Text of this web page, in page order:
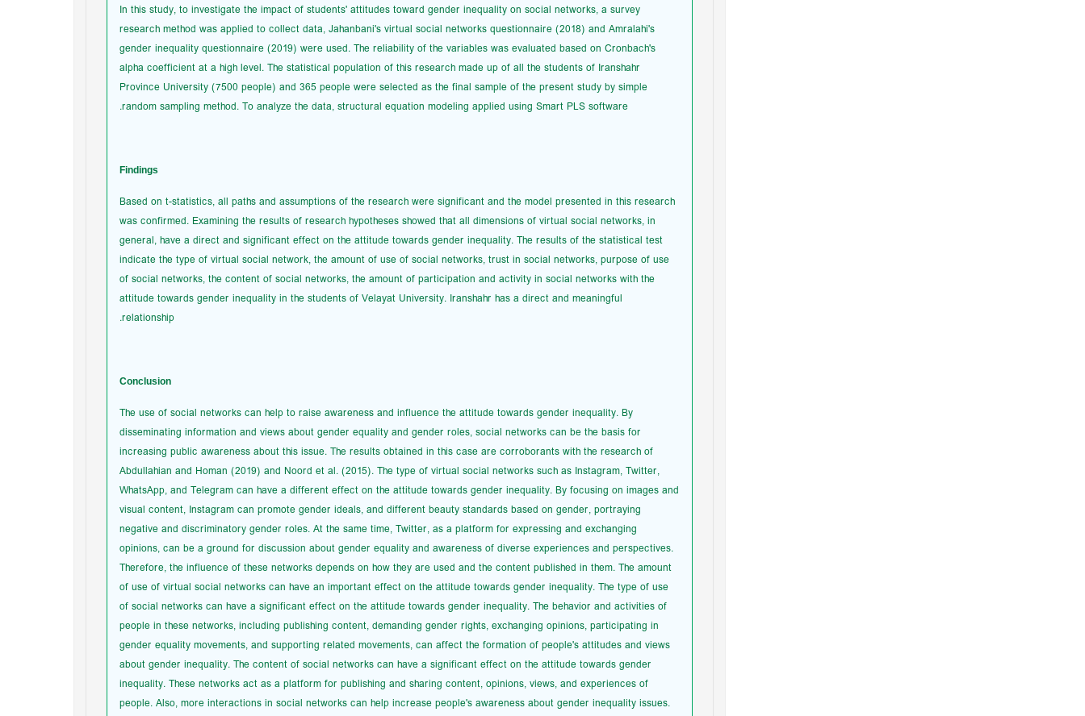
In this study, to investigate the impact of students' attitudes toward gender inequality on social networks, a survey
research method was applied to collect data, Jahanbani's virtual social networks questionnaire (2018) and Amralahi's
gender inequality questionnaire (2019) were used. The reliability of the variables was evaluated based on Cronbach's
alpha coefficient at a high level. The statistical population of this research made up of all the students of Iranshahr
Province University (7500 people) and 365 people were selected as the final sample of the present study by simple
random sampling method. To analyze the data, structural equation modeling applied using Smart PLS software.
Findings
Based on t-statistics, all paths and assumptions of the research were significant and the model presented in this research
was confirmed. Examining the results of research hypotheses showed that all dimensions of virtual social networks, in
general, have a direct and significant effect on the attitude towards gender inequality. The results of the statistical test
indicate the type of virtual social network, the amount of use of social networks, trust in social networks, purpose of use
of social networks, the content of social networks, the amount of participation and activity in social networks with the
attitude towards gender inequality in the students of Velayat University. Iranshahr has a direct and meaningful
relationship.
Conclusion
The use of social networks can help to raise awareness and influence the attitude towards gender inequality. By
disseminating information and views about gender equality and gender roles, social networks can be the basis for
increasing public awareness about this issue. The results obtained in this case are corroborants with the research of
Abdullahian and Homan (2019) and Noord et al. (2015). The type of virtual social networks such as Instagram, Twitter,
WhatsApp, and Telegram can have a different effect on the attitude towards gender inequality. By focusing on images and
visual content, Instagram can promote gender ideals, and different beauty standards based on gender, portraying
negative and discriminatory gender roles. At the same time, Twitter, as a platform for expressing and exchanging
opinions, can be a ground for discussion about gender equality and awareness of diverse experiences and perspectives.
Therefore, the influence of these networks depends on how they are used and the content published in them. The amount
of use of virtual social networks can have an important effect on the attitude towards gender inequality. The type of use
of social networks can have a significant effect on the attitude towards gender inequality. The behavior and activities of
people in these networks, including publishing content, demanding gender rights, exchanging opinions, participating in
gender equality movements, and supporting related movements, can affect the formation of people's attitudes and views
about gender inequality. The content of social networks can have a significant effect on the attitude towards gender
inequality. These networks act as a platform for publishing and sharing content, opinions, views, and experiences of
people. Also, more interactions in social networks can help increase people's awareness about gender inequality issues.